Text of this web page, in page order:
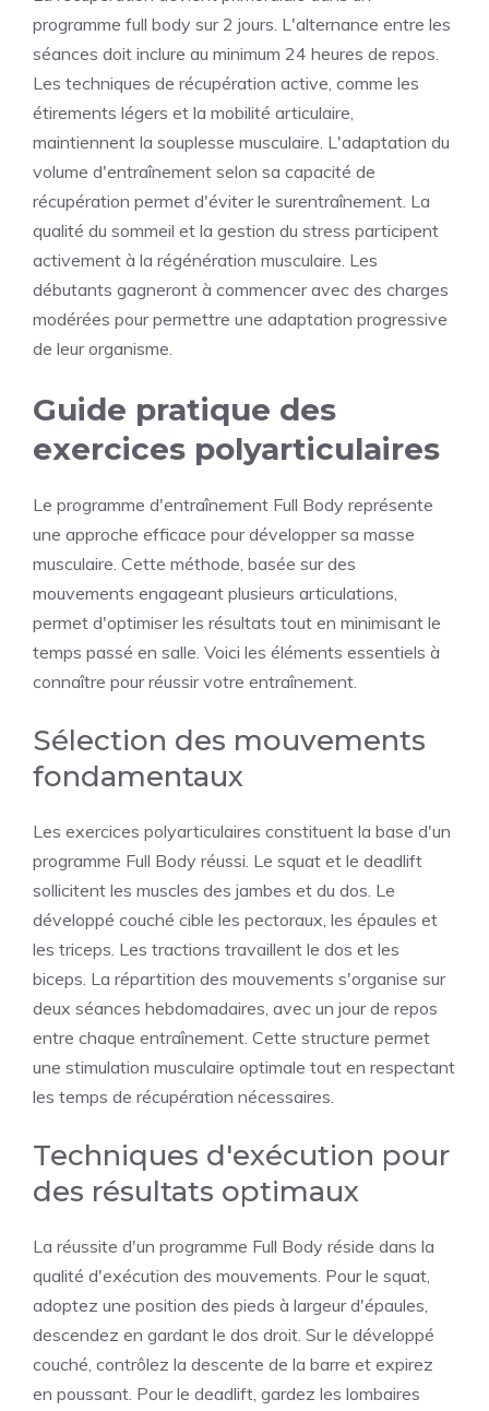
programme full body sur 2 jours. L'alternance entre les
séances doit inclure au minimum 24 heures de repos.
Les techniques de récupération active, comme les
étirements légers et la mobilité articulaire,
maintiennent la souplesse musculaire. L'adaptation du
volume d'entraînement selon sa capacité de
récupération permet d'éviter le surentraînement. La
qualité du sommeil et la gestion du stress participent
activement à la régénération musculaire. Les
débutants gagneront à commencer avec des charges
modérées pour permettre une adaptation progressive
de leur organisme.
Guide pratique des
exercices polyarticulaires
Le programme d'entraînement Full Body représente
une approche efficace pour développer sa masse
musculaire. Cette méthode, basée sur des
mouvements engageant plusieurs articulations,
permet d'optimiser les résultats tout en minimisant le
temps passé en salle. Voici les éléments essentiels à
connaître pour réussir votre entraînement.
Sélection des mouvements
fondamentaux
Les exercices polyarticulaires constituent la base d'un
programme Full Body réussi. Le squat et le deadlift
sollicitent les muscles des jambes et du dos. Le
développé couché cible les pectoraux, les épaules et
les triceps. Les tractions travaillent le dos et les
biceps. La répartition des mouvements s'organise sur
deux séances hebdomadaires, avec un jour de repos
entre chaque entraînement. Cette structure permet
une stimulation musculaire optimale tout en respectant
les temps de récupération nécessaires.
Techniques d'exécution pour
des résultats optimaux
La réussite d'un programme Full Body réside dans la
qualité d'exécution des mouvements. Pour le squat,
adoptez une position des pieds à largeur d'épaules,
descendez en gardant le dos droit. Sur le développé
couché, contrôlez la descente de la barre et expirez
en poussant. Pour le deadlift, gardez les lombaires